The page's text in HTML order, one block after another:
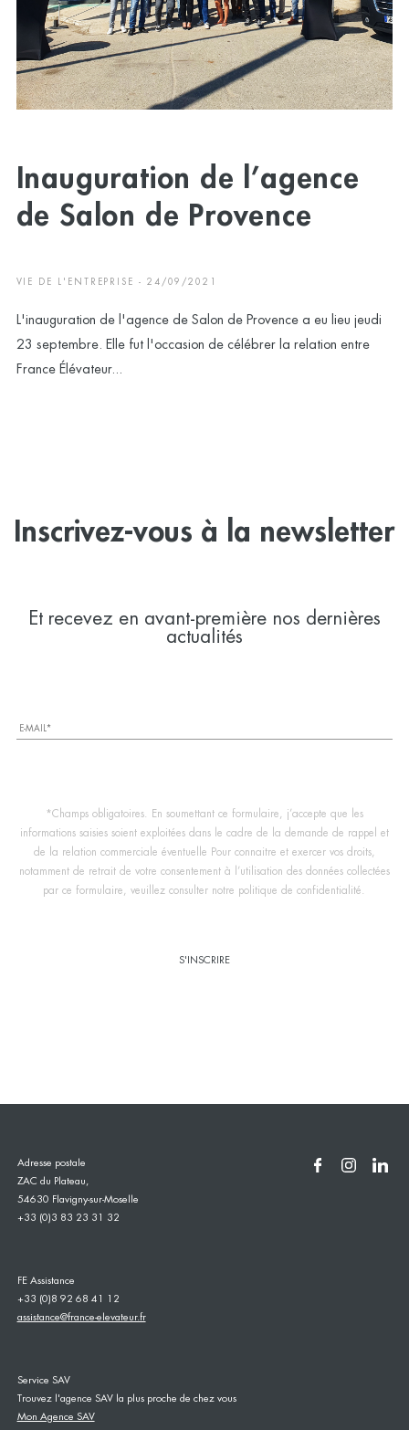
Inauguration de l’agence
de Salon de Provence
VIE DE L'ENTREPRISE - 24/09/2021
L'inauguration de l'agence de Salon de Provence a eu lieu jeudi
23 septembre. Elle fut l'occasion de célébrer la relation entre
France Élévateur...
Inscrivez-vous à la newsletter
Et recevez en avant-première nos dernières
actualités
*Champs obligatoires. En soumettant ce formulaire, j’accepte que les
informations saisies soient exploitées dans le cadre de la demande de rappel et
de la relation commerciale éventuelle Pour connaitre et exercer vos droits,
notamment de retrait de votre consentement à l’utilisation des données collectées
par ce formulaire, veuillez consulter notre politique de confidentialité.
Adresse postale
ZAC du Plateau,
54630 Flavigny-sur-Moselle
+33 (0)3 83 23 31 32
FE Assistance
+33 (0)8 92 68 41 12
assistance@france-elevateur.fr
Service SAV
Trouvez l'agence SAV la plus proche de chez vous
Mon Agence SAV